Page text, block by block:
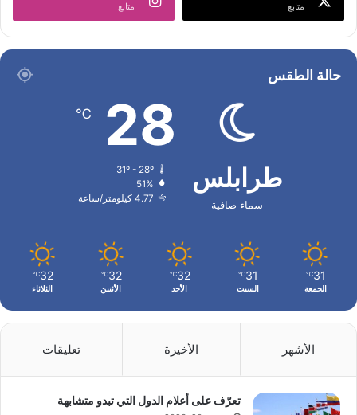
متابع متابع
حالة الطقس
طرابلس
سماء صافية
28
℃
31º - 28º
51%
4.77 كيلومتر/ساعة
31
℃
الجمعة
31
℃
السبت
32
℃
الأحد
32
℃
الأثنين
32
℃
الثلاثاء
الأشهر الأخيرة تعليقات
تعرّف على أعلام الدول التي تبدو متشابهة